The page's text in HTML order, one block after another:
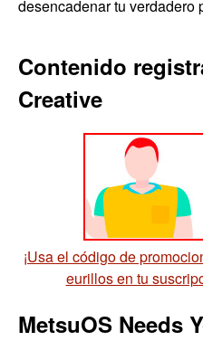
desencadenar tu verdadero
Contenido
Creative
¡Usa el código de
eurillos en tu
MetsuOS Needs